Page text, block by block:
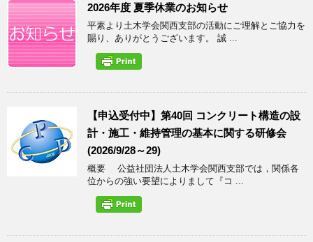
2026年度 夏季休業のお知らせ
平素より土木学会関西支部の活動にご理解とご協力を
賜り、ありがとうございます。 誠 ...
【申込受付中】第40回 コンクリート構造の設
計・施工・維持管理の基本に関する研修会
(2026/9/28～29)
概要 公益社団法人土木学会関西支部では，関係各
位からの強い要望によりまして『コ ...